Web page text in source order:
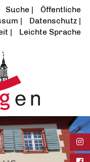
Suche
Öffentliche
Datenschutz
Leichte Sprache